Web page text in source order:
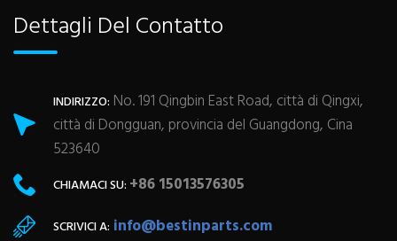
Dettagli Del Contatto
INDIRIZZO: No. 191 Qingbin East Road, città di Qingxi,
città di Dongguan, provincia del Guangdong, Cina
523640
CHIAMACI SU: +86 15013576305
SCRIVICI A: info@bestinparts.com